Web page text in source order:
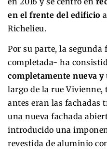
en el frente del edificio
Richelieu.
Por su parte, la segunda
completada- ha
completamente nueva
largo de la rue
antes eran las fachadas
una nueva fachada
introducido una
revestida de aluminio